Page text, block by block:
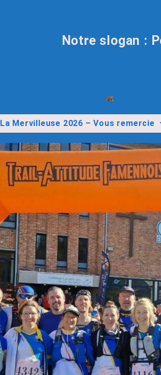
Notre slogan :
La Mervilleuse 2026 – Vous remercie